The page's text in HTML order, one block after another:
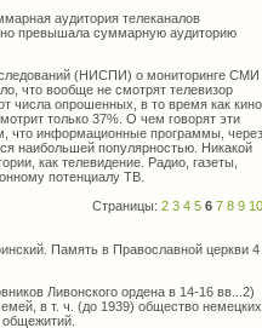
аудитория телеканалов
превышала суммарную аудиторию
(НИСПИ) о мониторинге СМИ
что вообще не смотрят телевизор
числа опрошенных, в то время как кино
только 37%. О чем говорят эти
что информационные программы, через
наибольшей популярностью. Никакой
как телевидение. Радио, газеты,
потенциалу ТВ.
Страницы: 2 3 4 5 6 7 8 9 10
Память в Православной церкви 4
Ливонского ордена в 14-16 вв...2)
в т. ч. (до 1939) общество немецких